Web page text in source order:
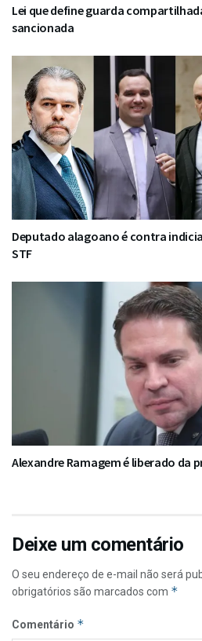
Lei que define guarda
sancionada
Deputado alagoano é contra
STF
Alexandre Ramagem é liberado da
Deixe um comentário
O seu endereço de e-mail não será
obrigatórios são marcados com *
Comentário *